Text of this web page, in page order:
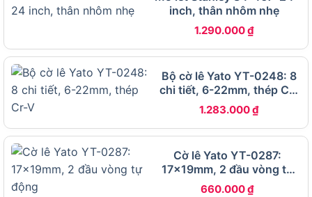
Những ai nên sử dụng cờ lê vòng Tolsen 70204
Thêm vào đó, Chìa khóa vòng 10mm Tolsen
70204 hướng đến nhiều nhóm khách hàng khác
nhau:
Đầu tiên là các kỹ thuật viên chuyên nghiệp
trong ngành công nghiệp nặng, những người
cần dụng cụ an toàn để làm việc trong môi
trường nguy hiểm.
inch, thân nhôm nhẹ
1.290.000₫
Bộ cờ lê Yato YT-0248: 8
chi tiết, 6-22mm, thép Cr-
V
1.283.000₫
Cờ lê Yato YT-0287:
17x19mm, 2 đầu vòng tự
động
660.000₫